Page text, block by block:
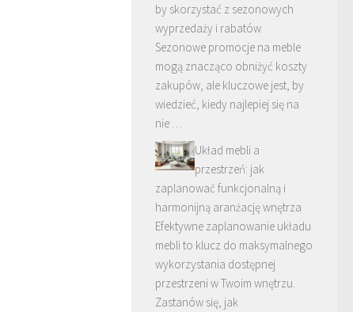
by skorzystać z sezonowych
wyprzedaży i rabatów
Sezonowe promocje na meble
mogą znacząco obniżyć koszty
zakupów, ale kluczowe jest, by
wiedzieć, kiedy najlepiej się na
nie …
Układ mebli a
przestrzeń: jak
zaplanować funkcjonalną i
harmonijną aranżację wnętrza
Efektywne zaplanowanie układu
mebli to klucz do maksymalnego
wykorzystania dostępnej
przestrzeni w Twoim wnętrzu.
Zastanów się, jak